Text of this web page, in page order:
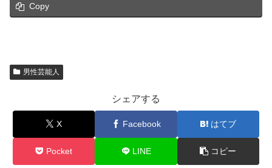
Copy
男性芸能人
シェアする
X Facebook はてブ
Pocket LINE コピー